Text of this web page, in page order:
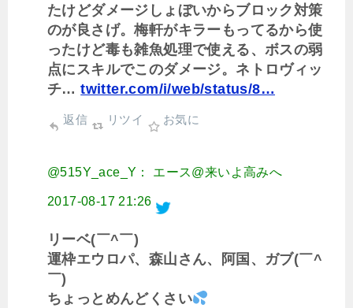
たけどダメージしょぼいからブロック対策
のが良さげ。梅軒がキラーもってるから使
ったけど毒も雑魚処理で使える、ボスの弱
点にスキルでこのダメージ。ネトロヴィッ
チ…twitter.com/i/web/status/8…
返信 リツイ お気に
@515Y_ace_Y： エース@来いよ高みへ
2017-08-17 21:26
リーベ(￣^￣)ゞ
運枠エウロパ、森山さん、阿国、ガブ(￣^
￣)ゞ
ちょっとめんどくさい